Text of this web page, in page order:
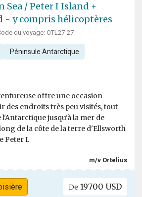
Sea / Peter I Island +
- y compris hélicoptères
du voyage: OTL27-27
Péninsule Antarctique
offre une occasion
des endroits très peu visités, tout
l'Antarctique jusqu'à la mer de
de la côte de la terre d'Ellsworth
Peter I.
m/v Ortelius
De 19700 USD